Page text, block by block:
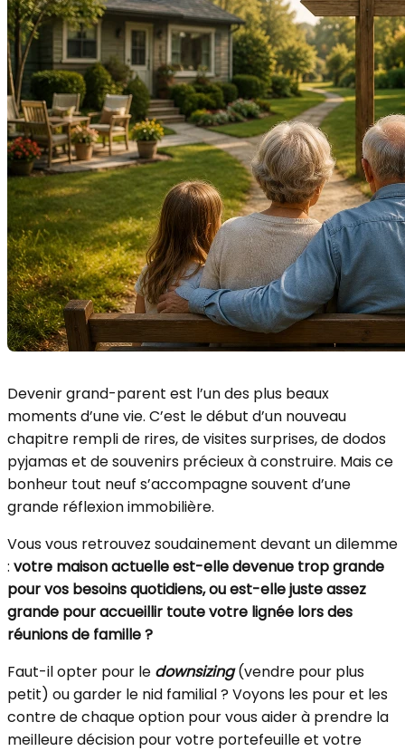
Devenir grand-parent est l’un des plus beaux
moments d’une vie. C’est le début d’un nouveau
chapitre rempli de rires, de visites surprises, de dodos
pyjamas et de souvenirs précieux à construire. Mais ce
bonheur tout neuf s’accompagne souvent d’une
grande réflexion immobilière.
Vous vous retrouvez soudainement devant un dilemme
: votre maison actuelle est-elle devenue trop grande
pour vos besoins quotidiens, ou est-elle juste assez
grande pour accueillir toute votre lignée lors des
réunions de famille ?
Faut-il opter pour le downsizing(vendre pour plus
petit) ou garder le nid familial ? Voyons les pour et les
contre de chaque option pour vous aider à prendre la
meilleure décision pour votre portefeuille et votre